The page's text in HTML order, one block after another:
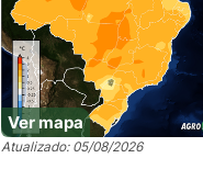
Ver mapa
Atualizado: 05/08/2026